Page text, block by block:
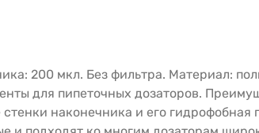
200 мкл. Без фильтра. Материал:
для пипеточных дозаторов.
наконечника и его гидрофобная